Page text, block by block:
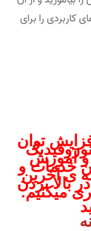
کاربردی را برای
توان
آموزش
خدمات و
ی آخرین
بالا بردن
میکنیم.